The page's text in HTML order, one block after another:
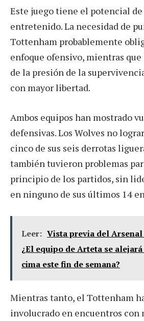
Este juego tiene el potencial
entretenido. La necesidad de
Tottenham probablemente
enfoque ofensivo, mientras
de la presión de la
con mayor libertad.
Ambos equipos han mostrado
defensivas. Los Wolves no
cinco de sus seis derrotas
también tuvieron problemas
principio de los partidos, sin
en ninguno de sus últimos 14
Leer: Vista previa del
¿El equipo de Arteta se
cima este fin de semana?
Mientras tanto, el Tottenham
involucrado en encuentros con